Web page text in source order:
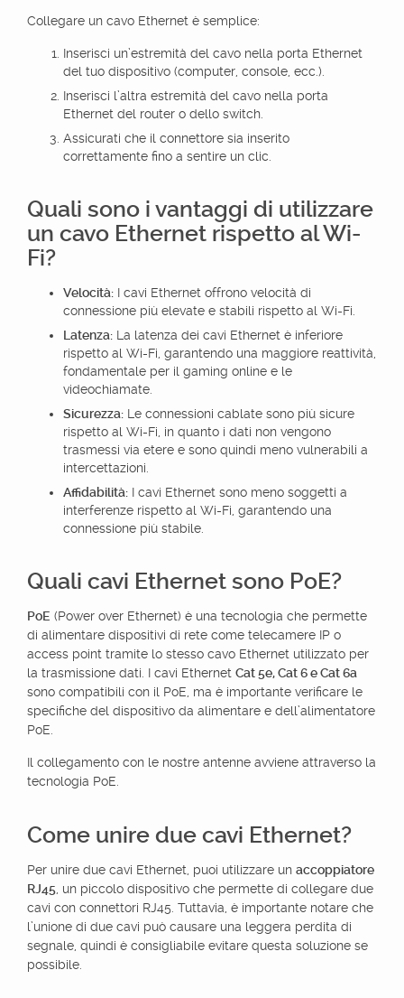
Collegare un cavo Ethernet è semplice:
Inserisci un’estremità del cavo nella porta Ethernet
del tuo dispositivo (computer, console, ecc.).
Inserisci l’altra estremità del cavo nella porta
Ethernet del router o dello switch.
Assicurati che il connettore sia inserito
correttamente fino a sentire un clic.
Quali sono i vantaggi di utilizzare
un cavo Ethernet rispetto al Wi-
Fi?
Velocità: I cavi Ethernet offrono velocità di
connessione più elevate e stabili rispetto al Wi-Fi.
Latenza: La latenza dei cavi Ethernet è inferiore
rispetto al Wi-Fi, garantendo una maggiore reattività,
fondamentale per il gaming online e le
videochiamate.
Sicurezza: Le connessioni cablate sono più sicure
rispetto al Wi-Fi, in quanto i dati non vengono
trasmessi via etere e sono quindi meno vulnerabili a
intercettazioni.
Affidabilità: I cavi Ethernet sono meno soggetti a
interferenze rispetto al Wi-Fi, garantendo una
connessione più stabile.
Quali cavi Ethernet sono PoE?
PoE (Power over Ethernet) è una tecnologia che permette
di alimentare dispositivi di rete come telecamere IP o
access point tramite lo stesso cavo Ethernet utilizzato per
la trasmissione dati. I cavi Ethernet Cat 5e, Cat 6 e Cat 6a
sono compatibili con il PoE, ma è importante verificare le
specifiche del dispositivo da alimentare e dell’alimentatore
PoE.
Il collegamento con le nostre antenne avviene attraverso la
tecnologia PoE.
Come unire due cavi Ethernet?
Per unire due cavi Ethernet, puoi utilizzare un accoppiatore
RJ45 , un piccolo dispositivo che permette di collegare due
cavi con connettori RJ45. Tuttavia, è importante notare che
l’unione di due cavi può causare una leggera perdita di
segnale, quindi è consigliabile evitare questa soluzione se
possibile.